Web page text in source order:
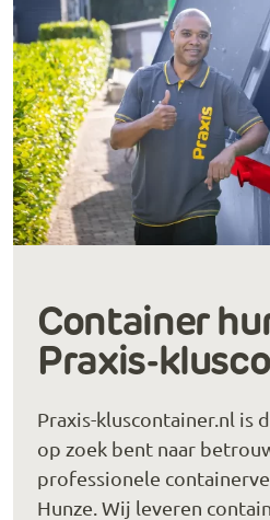
Container
Praxis-
Praxis-kluscontainer.nl is
op zoek bent naar
professionele
Hunze. Wij leveren